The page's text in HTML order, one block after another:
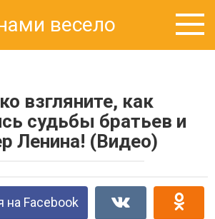
весело
взгляните, как
судьбы братьев и
Ленина! (Видео)
на Facebook